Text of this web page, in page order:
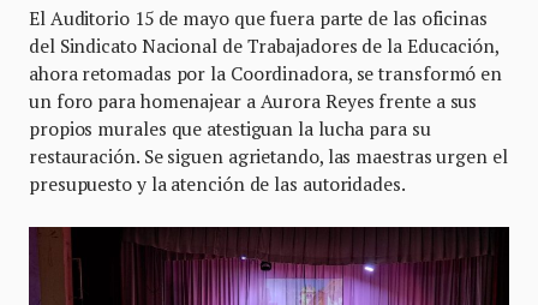
El Auditorio 15 de mayo que fuera parte de las oficinas
del Sindicato Nacional de Trabajadores de la Educación,
ahora retomadas por la Coordinadora, se transformó en
un foro para homenajear a Aurora Reyes frente a sus
propios murales que atestiguan la lucha para su
restauración. Se siguen agrietando, las maestras urgen el
presupuesto y la atención de las autoridades.